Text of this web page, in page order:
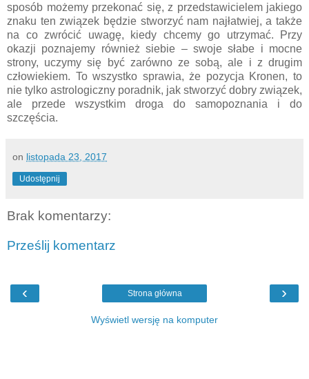
sposób możemy przekonać się, z przedstawicielem jakiego
znaku ten związek będzie stworzyć nam najłatwiej, a także
na co zwrócić uwagę, kiedy chcemy go utrzymać. Przy
okazji poznajemy również siebie – swoje słabe i mocne
strony, uczymy się być zarówno ze sobą, ale i z drugim
człowiekiem. To wszystko sprawia, że pozycja Kronen, to
nie tylko astrologiczny poradnik, jak stworzyć dobry związek,
ale przede wszystkim droga do samopoznania i do
szczęścia.
on listopada 23, 2017
Udostępnij
Brak komentarzy:
Prześlij komentarz
‹ ›
Strona główna
Wyświetl wersję na komputer